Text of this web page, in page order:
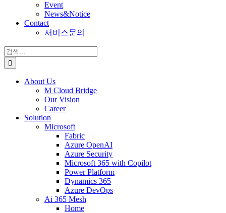
Event
News&Notice
Contact
서비스문의
검
색:
About Us
M Cloud Bridge
Our Vision
Career
Solution
Microsoft
Fabric
Azure OpenAI
Azure Security
Microsoft 365 with Copilot
Power Platform
Dynamics 365
Azure DevOps
Ai 365 Mesh
Home